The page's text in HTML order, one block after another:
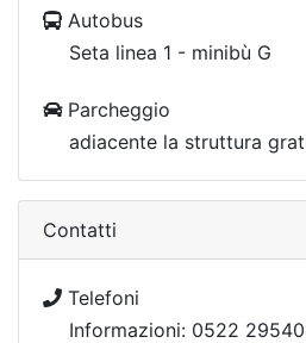
Autobus
Seta linea 1 - minibù G
Parcheggio
adiacente la struttura
Contatti
Telefoni
Informazioni: 0522